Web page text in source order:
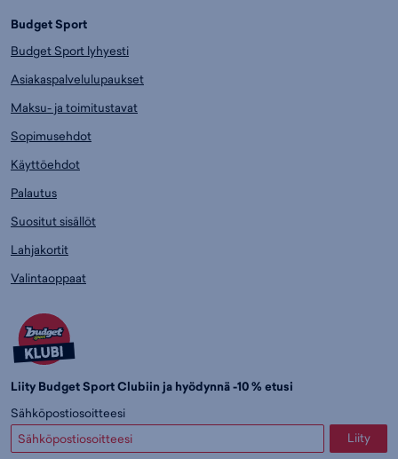
Budget Sport
Budget Sport lyhyesti
Asiakaspalvelulupaukset
Maksu- ja toimitustavat
Sopimusehdot
Käyttöehdot
Palautus
Suositut sisällöt
Lahjakortit
Valintaoppaat
Liity Budget Sport Clubiin ja hyödynnä -10 % etusi
Sähköpostiosoitteesi
Liity